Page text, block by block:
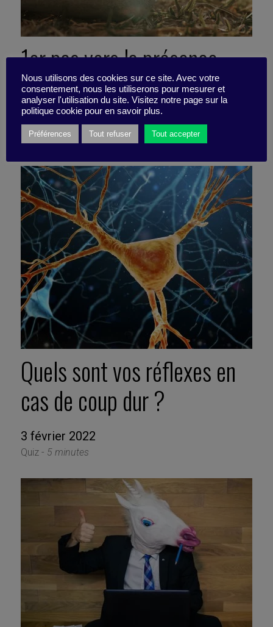
1er pas vers la présence
attentive
14 février 2023
Podcast -7 minutes
Quels sont vos réflexes en
cas de coup dur ?
3 février 2022
Quiz - 5 minutes
Nous utilisons des cookies sur ce site. Avec votre
consentement, nous les utiliserons pour mesurer et
analyser l'utilisation du site. Visitez notre page sur la
politique cookie pour en savoir plus.
Préférences Tout refuser Tout accepter